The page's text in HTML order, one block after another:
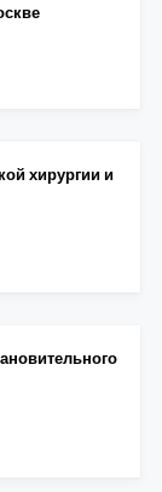
хирургии и